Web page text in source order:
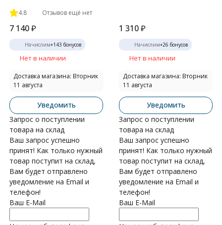
4.8 Отзывов ещё нет
7 140₽
Начислим+143 бонусов
Нет в наличии
Доставка магазина: Вторник
11 августа
Уведомить
Запрос о поступлении
товара на склад
Ваш запрос успешно
принят! Как только нужный
товар поступит на склад,
Вам будет отправлено
уведомление на Email и
телефон!
Ваш E-Mail
1 310₽
Начислим+26 бонусов
Нет в наличии
Доставка магазина: Вторник
11 августа
Уведомить
Запрос о поступлении
товара на склад
Ваш запрос успешно
принят! Как только нужный
товар поступит на склад,
Вам будет отправлено
уведомление на Email и
телефон!
Ваш E-Mail